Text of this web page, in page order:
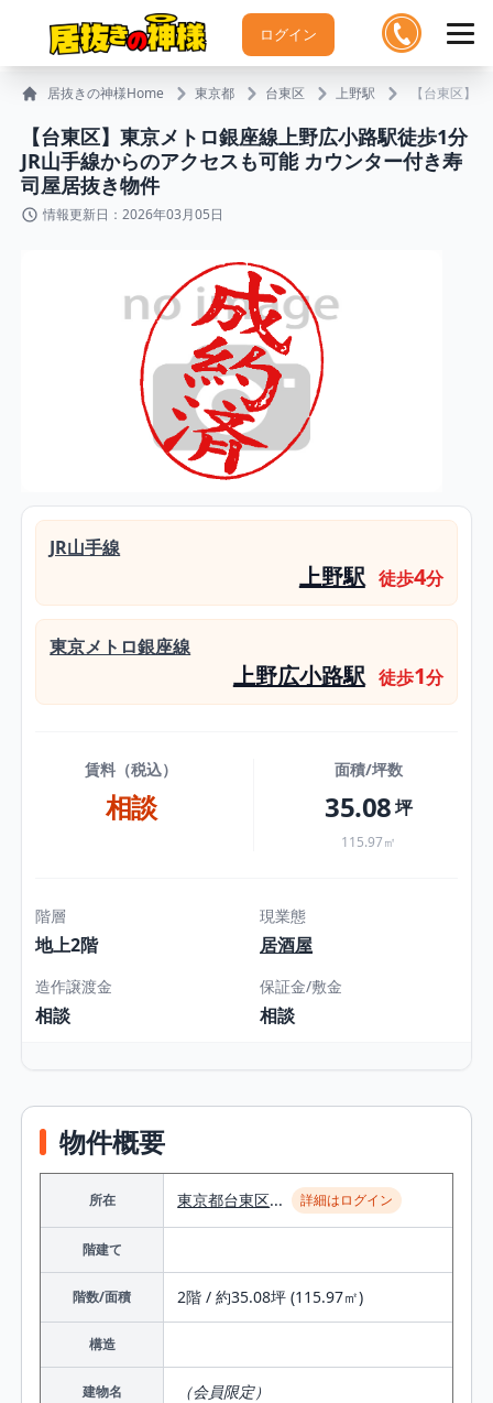
ログイン
居抜きの神様Home 東京都 台東区 上野駅 【台東区】
【台東区】東京メトロ銀座線上野広小路駅徒歩1分
JR山手線からのアクセスも可能 カウンター付き寿
司屋居抜き物件
情報更新日：2026年03月05日
JR山手線
上野駅 徒歩4分
東京メトロ銀座線
上野広小路駅 徒歩1分
賃料（税込）
相談
面積/坪数
35.08坪
115.97㎡
階層
地上2階
現業態
居酒屋
造作譲渡金
相談
保証金/敷金
相談
物件概要
所在 東京都台東区... 詳細はログイン
階建て
階数/面積 2階 / 約35.08坪 (115.97㎡)
構造
建物名 （会員限定）